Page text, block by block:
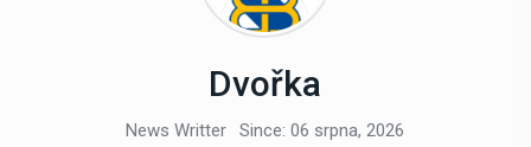
Dvořka
News Writter Since: 06 srpna, 2026